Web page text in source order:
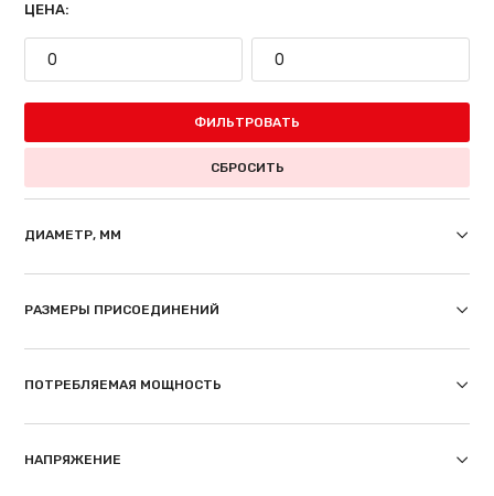
ЦЕНА:
ФИЛЬТРОВАТЬ
СБРОСИТЬ
ДИАМЕТР, ММ
РАЗМЕРЫ ПРИСОЕДИНЕНИЙ
ПОТРЕБЛЯЕМАЯ МОЩНОСТЬ
НАПРЯЖЕНИЕ